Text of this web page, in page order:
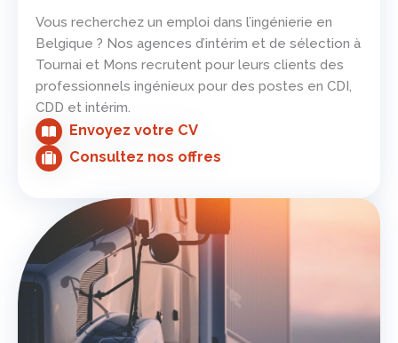
Vous recherchez un emploi dans l’ingénierie en
Belgique ? Nos agences d’intérim et de sélection à
Tournai et Mons recrutent pour leurs clients des
professionnels ingénieux pour des postes en CDI,
CDD et intérim.
Envoyez votre CV
Consultez nos offres